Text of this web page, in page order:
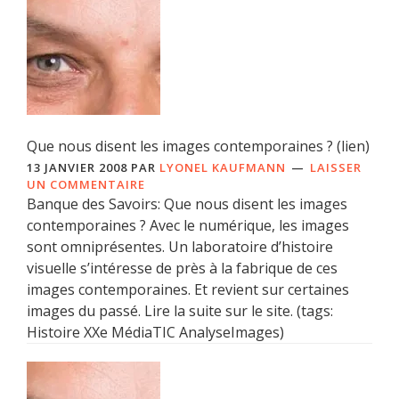
Que nous disent les images contemporaines ? (lien)
13 JANVIER 2008 PAR LYONEL KAUFMANN
LAISSER
UN COMMENTAIRE
Banque des Savoirs: Que nous disent les images
contemporaines ? Avec le numérique, les images
sont omniprésentes. Un laboratoire d’histoire
visuelle s’intéresse de près à la fabrique de ces
images contemporaines. Et revient sur certaines
images du passé. Lire la suite sur le site. (tags:
Histoire XXe MédiaTIC AnalyseImages)